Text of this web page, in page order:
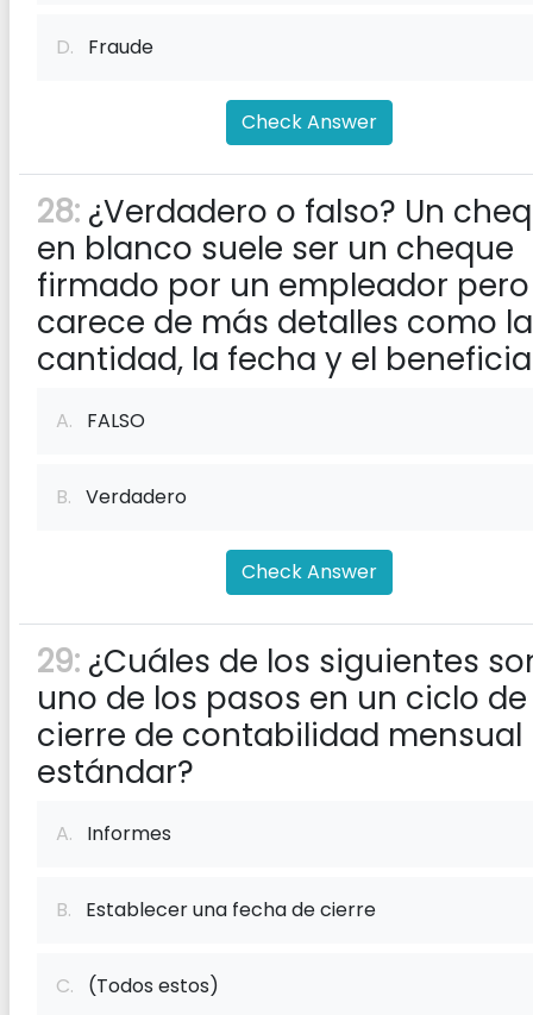
D. Fraude
Check Answer
28: ¿Verdadero o falso? Un
en blanco suele ser un cheque
firmado por un empleador pero
carece de más detalles como la
cantidad, la fecha y el
A. FALSO
B. Verdadero
Check Answer
29: ¿Cuáles de los siguientes
uno de los pasos en un ciclo de
cierre de contabilidad mensual
estándar?
A. Informes
B. Establecer una fecha de cierre
C. (Todos estos)